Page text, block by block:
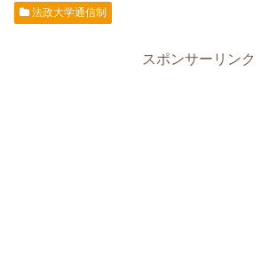
法政大学通信制
スポンサーリンク